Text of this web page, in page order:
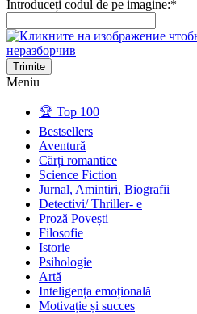
Introduceți codul de pe imagine:*
Trimite
Meniu
🏆 Top 100
Bestsellers
Aventură
Cărți romantice
Science Fiction
Jurnal, Amintiri, Biografii
Detectivi/ Thriller- e
Proză Povești
Filosofie
Istorie
Psihologie
Artă
Inteligența emoțională
Motivație și succes